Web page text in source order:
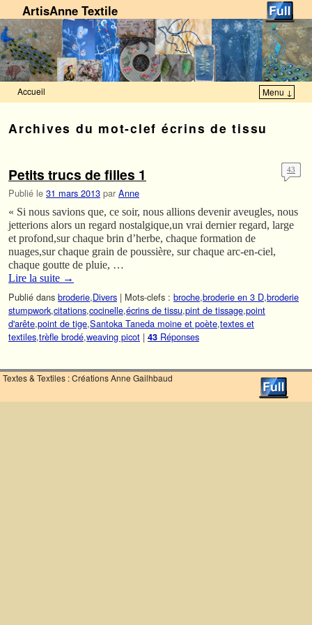
ArtisAnne Textile
Accueil Menu ↓
Archives du mot-clef écrins de tissu
Petits trucs de filles 1
Publié le 31 mars 2013 par Anne
43
« Si nous savions que, ce soir, nous allions devenir aveugles, nous
jetterions alors un regard nostalgique,un vrai dernier regard, large
et profond,sur chaque brin d’herbe, chaque formation de
nuages,sur chaque grain de poussière, sur chaque arc-en-ciel,
chaque goutte de pluie, …
Lire la suite →
Publié dans broderie,Divers | Mots-clefs : broche,broderie en 3 D,broderie
stumpwork,citations,cocinelle,écrins de tissu,pint de tissage,point
d'arête,point de tige,Santoka Taneda moine et poète,textes et
textiles,trèfle brodé,weaving picot | 43 Réponses
Textes & Textiles : Créations Anne Gailhbaud